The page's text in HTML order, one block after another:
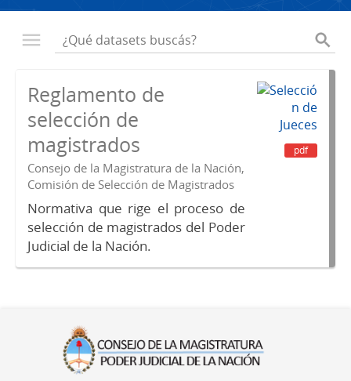
Reglamento de
selección de
magistrados
Consejo de la Magistratura de la Nación,
Comisión de Selección de Magistrados
Normativa que rige el proceso de
selección de magistrados del Poder
Judicial de la Nación.
pdf